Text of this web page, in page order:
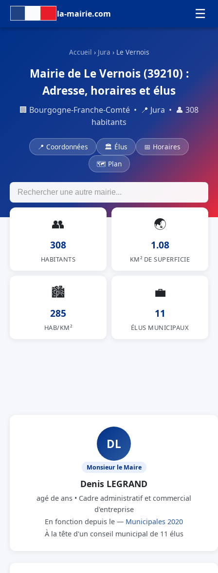
la-mairie.com ☰
Accueil › Jura › Le Vernois
Mairie de Le Vernois (39210) :
Adresse, horaires et élus
🏢 Bourgogne-Franche-Comté • 📍 Jura • 👤 308
habitants
📍 Coordonnées 🏛 Élus
📅 Horaires
🗺 Plan
👥
308
HABITANTS
🌏
1.08
KM² DE SUPERFICIE
🏙
285
HAB/KM²
💼
11
ÉLUS MUNICIPAUX
DL
Monsieur le Maire
Denis LEGRAND
agé de ans • Cadre administratif et commercial
d'entreprise
En fonction depuis le — Municipales 2020
À la tête d'un conseil municipal de 11 élus